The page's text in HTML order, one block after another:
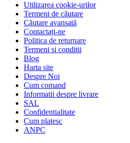
Utilizarea cookie-urilor
Termeni de căutare
Căutare avansată
Contactați-ne
Politica de returnare
Termeni si conditii
Blog
Harta site
Despre Noi
Cum comand
Informatii despre livrare
SAL
Confidentialitate
Cum platesc
ANPC